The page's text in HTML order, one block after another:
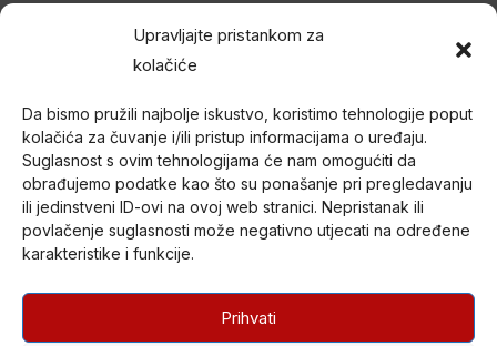
Upravljajte pristankom za
kolačiće
Da bismo pružili najbolje iskustvo, koristimo tehnologije poput
kolačića za čuvanje i/ili pristup informacijama o uređaju.
Suglasnost s ovim tehnologijama će nam omogućiti da
obrađujemo podatke kao što su ponašanje pri pregledavanju
ili jedinstveni ID-ovi na ovoj web stranici. Nepristanak ili
povlačenje suglasnosti može negativno utjecati na određene
karakteristike i funkcije.
Prihvati
21096894110
HR5023600001101458235
županije(DCK Zagrebačke županije) osnovano je 1998. godine
u Zagrebu. Po organizacijskom ustrojstvu je zajednica udruga
Gradskih društava Crvenog križa (kao ustrojstvenih oblika –
članica) i jedan od ustrojstvenih oblika Hrvatskog Crvenog križa.
U svom radu promiče humanitarne ciljeve i provodi akcije od opće
koristi nepristrano i bez diskriminacije te djeluje na temelju misije i
polumjeseca.